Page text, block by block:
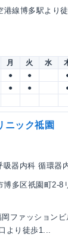
線博多駅より
月 火 水
● ●
● ●
ニック祗園
吸器内科 循環器
多区祇園町2-8
ファッション
より徒歩1...